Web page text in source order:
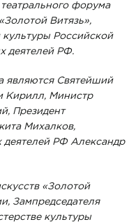
форума
Витязь»,
Российской
деятелей РФ.
являются Святейший
Кирилл, Министр
Президент
Михалков,
деятелей РФ Александр
«Золотой
Зампредседателя
культуры